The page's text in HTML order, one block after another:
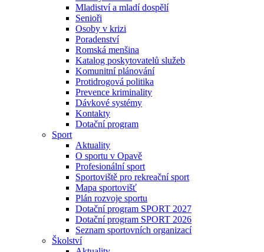
Mladiství a mladí dospělí
Senioři
Osoby v krizi
Poradenství
Romská menšina
Katalog poskytovatelů služeb
Komunitní plánování
Protidrogová politika
Prevence kriminality
Dávkové systémy
Kontakty
Dotační program
Sport
Aktuality
O sportu v Opavě
Profesionální sport
Sportoviště pro rekreační sport
Mapa sportovišť
Plán rozvoje sportu
Dotační program SPORT 2027
Dotační program SPORT 2026
Seznam sportovních organizací
Školství